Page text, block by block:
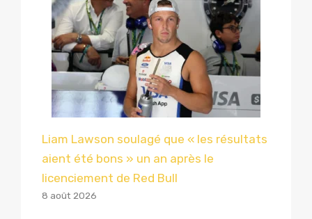
Liam Lawson soulagé que « les résultats
aient été bons » un an après le
licenciement de Red Bull
8 août 2026